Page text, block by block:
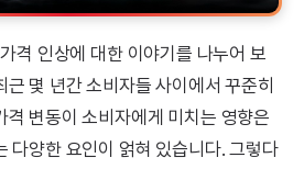
격 인상에 대한 이야기를 나누어 보
몇 년간 소비자들 사이에서 꾸준히
격 변동이 소비자에게 미치는 영향은
다양한 요인이 얽혀 있습니다. 그렇다